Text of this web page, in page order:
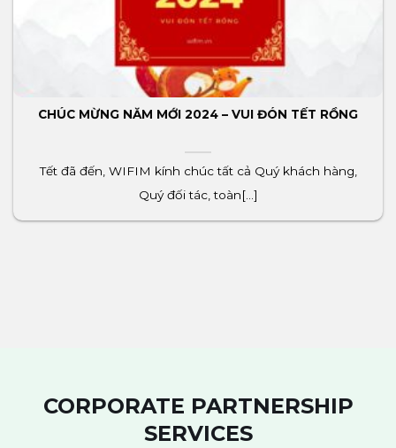
CHÚC MỪNG NĂM MỚI 2024 – VUI ĐÓN TẾT RỒNG
Tết đã đến, WIFIM kính chúc tất cả Quý khách hàng,
Quý đối tác, toàn[...]
CORPORATE PARTNERSHIP
SERVICES